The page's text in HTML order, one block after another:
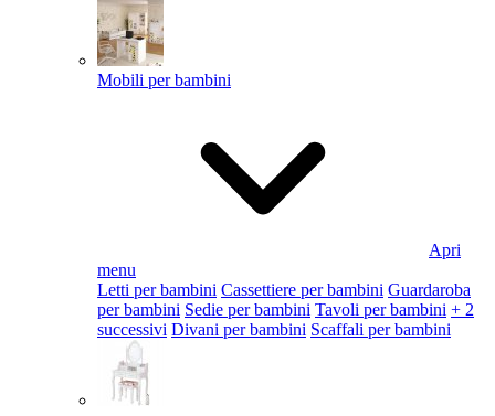
Mobili per bambini
Apri
menu
Letti per bambini Cassettiere per bambini Guardaroba
per bambini Sedie per bambini Tavoli per bambini + 2
successivi Divani per bambini Scaffali per bambini